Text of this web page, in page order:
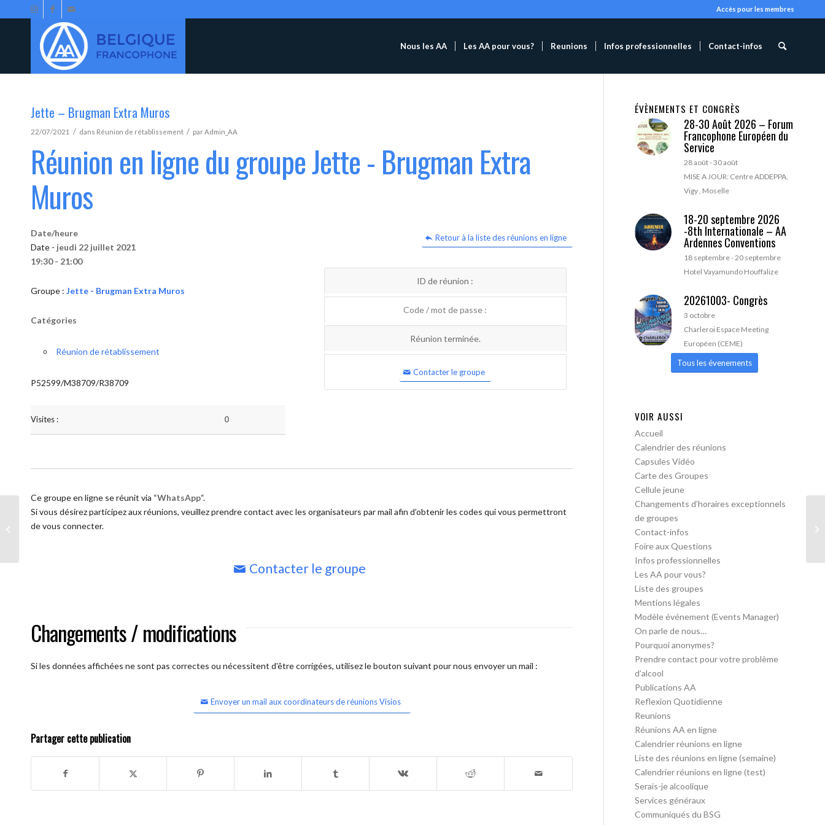
Accès pour les membres
Nous les AA Les AA pour vous? Reunions Infos professionnelles Contact-infos
Jette – Brugman Extra Muros
22/07/2021 / dans Réunion de rétablissement / parAdmin_AA
Réunion en ligne du groupe Jette - Brugman Extra
Muros
Retour à la liste des réunions en ligne
Date/heure
Date - jeudi 22 juillet 2021
19:30 - 21:00
Groupe : Jette - Brugman Extra Muros
Catégories
Réunion de rétablissement
P52599/M38709/R38709
Visites : 0
ID de réunion :
Code / mot de passe :
Réunion terminée.
Contacter le groupe
Ce groupe en ligne se réunit via “WhatsApp“.
Si vous désirez participez aux réunions, veuillez prendre contact avec les organisateurs par mail afin d’obtenir les codes qui vous permettront
de vous connecter.
Contacter le groupe
Changements / modifications
Si les données affichées ne sont pas correctes ou nécessitent d'être corrigées, utilisez le bouton suivant pour nous envoyer un mail :
Envoyer un mail aux coordinateurs de réunions Visios
Partager cette publication
ÉVÈNEMENTS ET CONGRÈS
28-30 Août 2026 – Forum
Francophone Européen du
Service
28 août-30 août
MISE A JOUR: Centre ADDEPPA,
Vigy , Moselle
18-20 septembre 2026
-8th Internationale – AA
Ardennes Conventions
18 septembre-20 septembre
Hotel Vayamundo Houffalize
20261003- Congrès
3 octobre
Charleroi Espace Meeting
Européen (CEME)
Tous les évenements
VOIR AUSSI
Accueil
Calendrier des réunions
Capsules Vidéo
Carte des Groupes
Cellule jeune
Changements d’horaires exceptionnels
de groupes
Contact-infos
Foire aux Questions
Infos professionnelles
Les AA pour vous?
Liste des groupes
Mentions légales
Modèle événement (Events Manager)
On parle de nous…
Pourquoi anonymes?
Prendre contact pour votre problème
d’alcool
Publications AA
Reflexion Quotidienne
Reunions
Réunions AA en ligne
Calendrier réunions en ligne
Liste des réunions en ligne (semaine)
Calendrier réunions en ligne (test)
Serais-je alcoolique
Services généraux
Communiqués du BSG
Jette – Brugman Extra Muros